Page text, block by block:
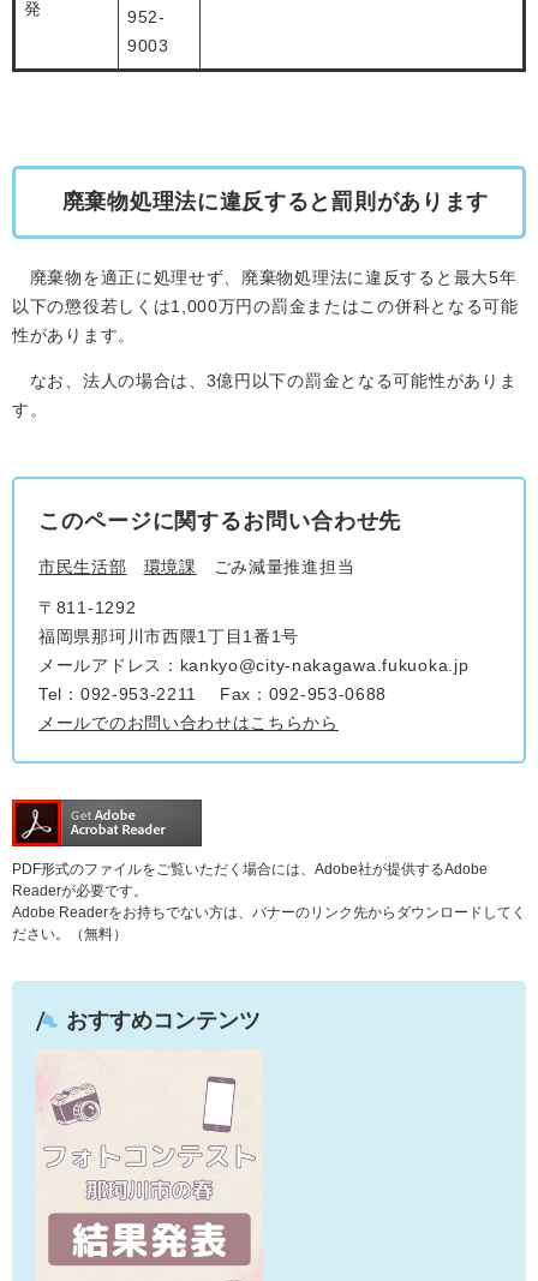
発
952-
9003
廃棄物処理法に違反すると罰則があります
廃棄物を適正に処理せず、廃棄物処理法に違反すると最大5年
以下の懲役若しくは1,000万円の罰金またはこの併科となる可能
性があります。
なお、法人の場合は、3億円以下の罰金となる可能性がありま
す。
このページに関するお問い合わせ先
市民生活部 環境課 ごみ減量推進担当
〒811-1292
福岡県那珂川市西隈1丁目1番1号
メールアドレス：kankyo@city-nakagawa.fukuoka.jp
Tel：092-953-2211
Fax：092-953-0688
メールでのお問い合わせはこちらから
PDF形式のファイルをご覧いただく場合には、Adobe社が提供するAdobe
Readerが必要です。
Adobe Readerをお持ちでない方は、バナーのリンク先からダウンロードしてく
ださい。（無料）
おすすめコンテンツ